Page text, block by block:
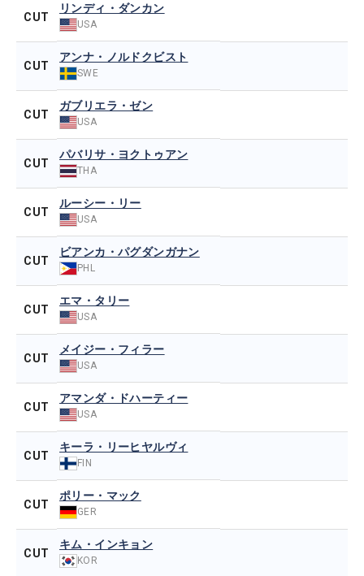
CUT
リンディ・ダンカン
USA
CUT
アンナ・ノルドクビスト
SWE
CUT
ガブリエラ・ゼン
USA
CUT
パバリサ・ヨクトゥアン
THA
CUT
ルーシー・リー
USA
CUT
ビアンカ・パグダンガナン
PHL
CUT
エマ・タリー
USA
CUT
メイジー・フィラー
USA
CUT
アマンダ・ドハーティー
USA
CUT
キーラ・リーヒヤルヴィ
FIN
CUT
ポリー・マック
GER
CUT
キム・インキョン
KOR